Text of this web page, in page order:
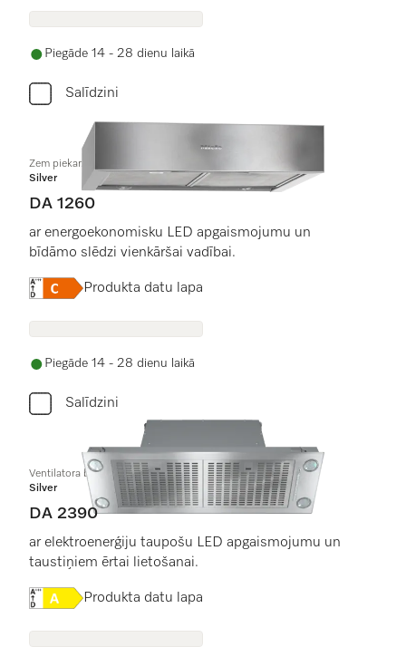
Piegāde 14 - 28 dienu laikā
Salīdzini
Zem piekar. mēbelēm iebūv. tvaika nosūc.
Silver
DA 1260
ar energoekonomisku LED apgaismojumu un
bīdāmo slēdzi vienkāršai vadībai.
Online Label Flag, Energoefektivitātes etiķete
Produkta datu lapa
Piegāde 14 - 28 dienu laikā
Salīdzini
Ventilatora bloka tvaika nosūcējs
Silver
DA 2390
ar elektroenerģiju taupošu LED apgaismojumu un
taustiņiem ērtai lietošanai.
Online Label Flag, Energoefektivitātes etiķete
Produkta datu lapa